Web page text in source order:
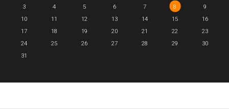
3
4 5 6 7 8
9
10
11 12 13 14 15
16
17
18 19 20 21 22
23
24
25 26 27 28 29
30
31